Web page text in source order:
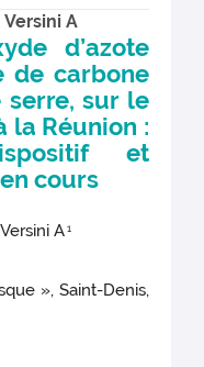
Versini A
d’azote
de carbone
serre, sur le
la Réunion :
et
cours
Versini A 1
», Saint-Denis,